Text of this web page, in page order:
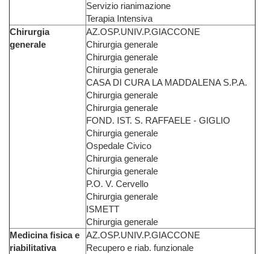
Servizio rianimazione
Terapia Intensiva
Chirurgia
generale
AZ.OSP.UNIV.P.GIACCONE
Chirurgia generale
Chirurgia generale
Chirurgia generale
CASA DI CURA LA MADDALENA S.P.A.
Chirurgia generale
Chirurgia generale
FOND. IST. S. RAFFAELE - GIGLIO
Chirurgia generale
Ospedale Civico
Chirurgia generale
Chirurgia generale
P.O. V. Cervello
Chirurgia generale
ISMETT
Chirurgia generale
Medicina fisica e
riabilitativa
AZ.OSP.UNIV.P.GIACCONE
Recupero e riab. funzionale